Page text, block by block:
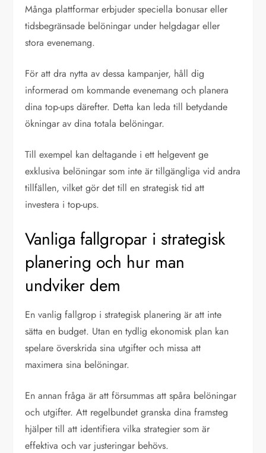
Många plattformar erbjuder speciella bonusar eller
tidsbegränsade belöningar under helgdagar eller
stora evenemang.
För att dra nytta av dessa kampanjer, håll dig
informerad om kommande evenemang och planera
dina top-ups därefter. Detta kan leda till betydande
ökningar av dina totala belöningar.
Till exempel kan deltagande i ett helgevent ge
exklusiva belöningar som inte är tillgängliga vid andra
tillfällen, vilket gör det till en strategisk tid att
investera i top-ups.
Vanliga fallgropar i strategisk
planering och hur man
undviker dem
En vanlig fallgrop i strategisk planering är att inte
sätta en budget. Utan en tydlig ekonomisk plan kan
spelare överskrida sina utgifter och missa att
maximera sina belöningar.
En annan fråga är att försummas att spåra belöningar
och utgifter. Att regelbundet granska dina framsteg
hjälper till att identifiera vilka strategier som är
effektiva och var justeringar behövs.